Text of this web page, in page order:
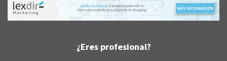
¿Eres profesional?